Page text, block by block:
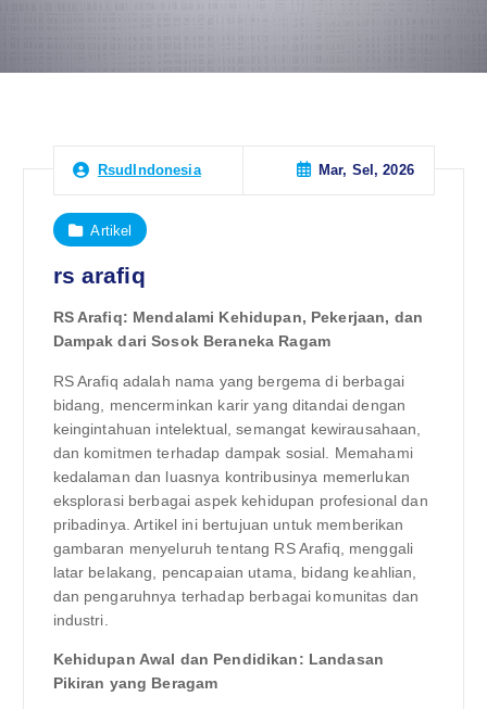
RsudIndonesia Mar, Sel, 2026
Artikel
rs arafiq
RS Arafiq: Mendalami Kehidupan, Pekerjaan, dan
Dampak dari Sosok Beraneka Ragam
RS Arafiq adalah nama yang bergema di berbagai
bidang, mencerminkan karir yang ditandai dengan
keingintahuan intelektual, semangat kewirausahaan,
dan komitmen terhadap dampak sosial. Memahami
kedalaman dan luasnya kontribusinya memerlukan
eksplorasi berbagai aspek kehidupan profesional dan
pribadinya. Artikel ini bertujuan untuk memberikan
gambaran menyeluruh tentang RS Arafiq, menggali
latar belakang, pencapaian utama, bidang keahlian,
dan pengaruhnya terhadap berbagai komunitas dan
industri.
Kehidupan Awal dan Pendidikan: Landasan
Pikiran yang Beragam